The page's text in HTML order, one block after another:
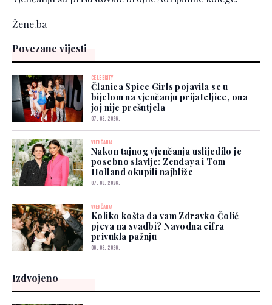
Žene.ba
Povezane vijesti
CELEBRITY
Članica Spice Girls pojavila se u
bijelom na vjenčanju prijateljice, ona
joj nije prešutjela
07. 08. 2026.
VJENČANJA
Nakon tajnog vjenčanja uslijedilo je
posebno slavlje: Zendaya i Tom
Holland okupili najbliže
07. 08. 2026.
VJENČANJA
Koliko košta da vam Zdravko Čolić
pjeva na svadbi? Navodna cifra
privukla pažnju
06. 08. 2026.
Izdvojeno